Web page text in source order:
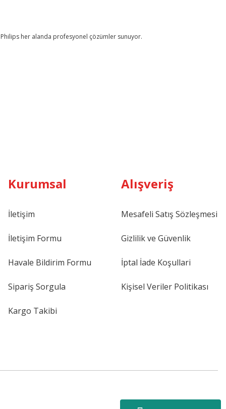
her alanda profesyonel çözümler sunuyor.
Kurumsal
İletişim
İletişim Formu
Havale Bildirim Formu
Sipariş Sorgula
Kargo Takibi
Alışveriş
Mesafeli Satış Sözleşmesi
Gizlilik ve Güvenlik
İptal İade Koşullari
Kişisel Veriler Politikası